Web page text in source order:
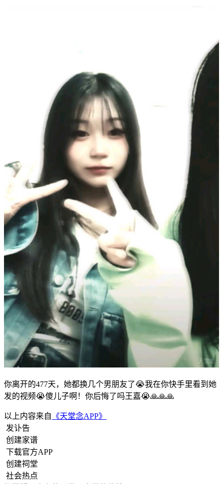
你离开的477天，她都换几个男朋友了😭我在你快手里看到她
发的视频😭傻儿子啊！你后悔了吗王嘉😭🙏🙏🙏
以上内容来自 《天堂念APP》
发讣告
创建家谱
下载官方APP
创建祠堂
社会热点